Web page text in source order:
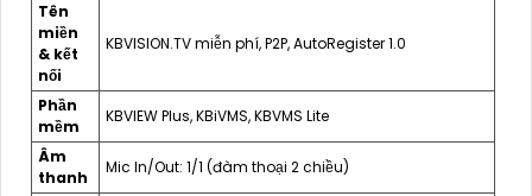
Tên
miền
& kết
nối
KBVISION.TV miễn phí, P2P, AutoRegister 1.0
Phần
mềm
KBVIEW Plus, KBiVMS, KBVMS Lite
Âm
thanh
Mic In/Out: 1/1 (đàm thoại 2 chiều)